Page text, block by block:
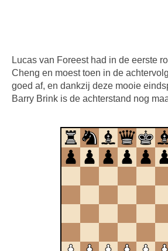
Lucas van Foreest had in de eerste
Cheng en moest toen in de
goed af, en dankzij deze mooie
Barry Brink is de achterstand nog